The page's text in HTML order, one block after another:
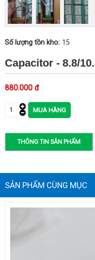
Số lượng tồn kho: 15
Capacitor - 8.8/
880.000 đ
THÔNG TIN SẢN PHẨM
SẢN PHẨM CÙNG MỤC